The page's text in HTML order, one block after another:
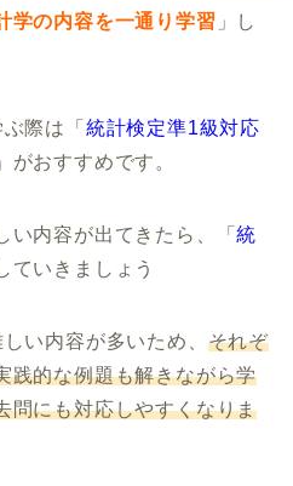
学の内容を一通り学習 」し
際は「 統計検定準1級対応
」がおすすめです。
い内容が出てきたら、「統
ていきましょう
い内容が多いため、 それぞ
践的な例題も解きながら学
問にも対応しやすくなりま